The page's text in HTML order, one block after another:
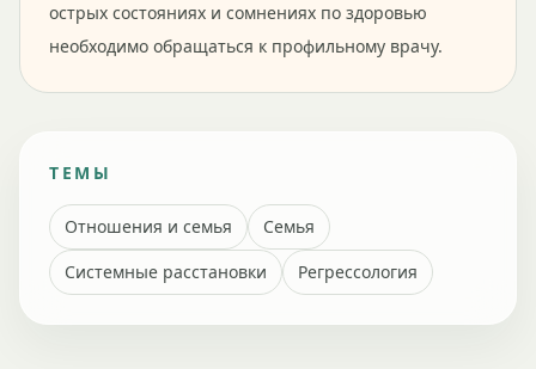
острых состояниях и сомнениях по здоровью
необходимо обращаться к профильному врачу.
ТЕМЫ
Отношения и семья
Семья
Системные расстановки
Регрессология